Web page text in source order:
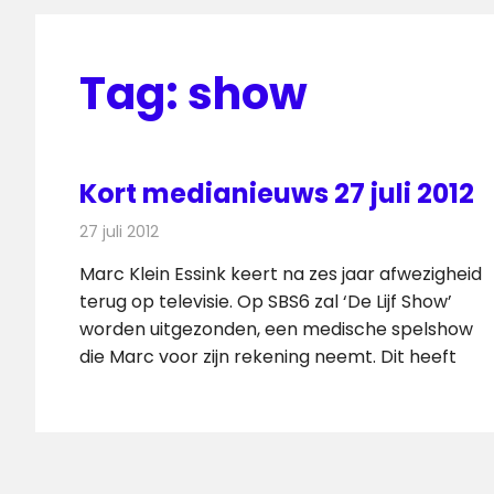
Tag:show
Kort medianieuws 27 juli 2012
27 juli 2012
Marc Klein Essink keert na zes jaar afwezigheid
terug op televisie. Op SBS6 zal ‘De Lijf Show’
worden uitgezonden, een medische spelshow
die Marc voor zijn rekening neemt. Dit heeft